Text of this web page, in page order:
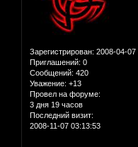
Зарегистрирован: 2008-04-07
Приглашений: 0
Сообщений: 420
Уважение: +13
Провел на форуме:
3 дня 19 часов
Последний визит:
2008-11-07 03:13:53